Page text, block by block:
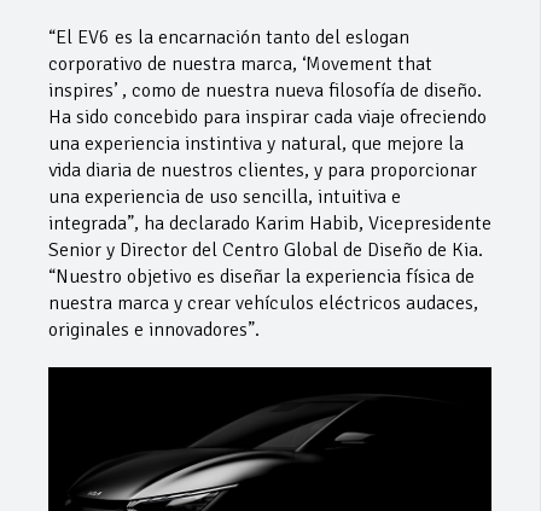
“El EV6 es la encarnación tanto del eslogan
corporativo de nuestra marca, ‘Movement that
inspires’ , como de nuestra nueva filosofía de diseño.
Ha sido concebido para inspirar cada viaje ofreciendo
una experiencia instintiva y natural, que mejore la
vida diaria de nuestros clientes, y para proporcionar
una experiencia de uso sencilla, intuitiva e
integrada”, ha declarado Karim Habib, Vicepresidente
Senior y Director del Centro Global de Diseño de Kia.
“Nuestro objetivo es diseñar la experiencia física de
nuestra marca y crear vehículos eléctricos audaces,
originales e innovadores”.